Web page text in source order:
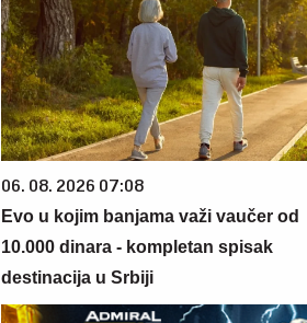
06. 08. 2026 07:08
Evo u kojim banjama važi vaučer od
10.000 dinara - kompletan spisak
destinacija u Srbiji